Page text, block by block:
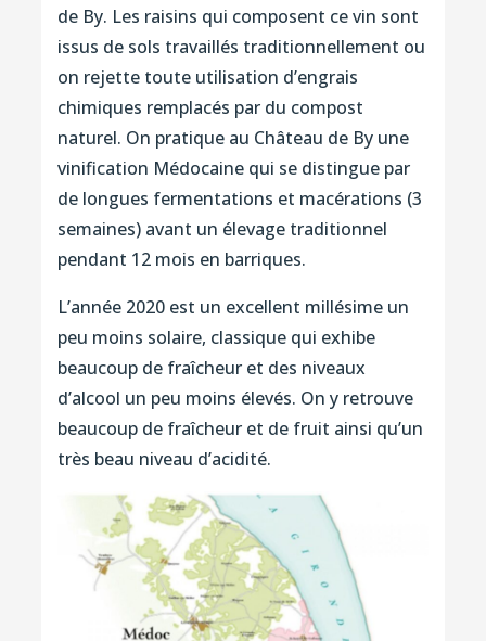
de By. Les raisins qui composent ce vin sont
issus de sols travaillés traditionnellement ou
on rejette toute utilisation d’engrais
chimiques remplacés par du compost
naturel. On pratique au Château de By une
vinification Médocaine qui se distingue par
de longues fermentations et macérations (3
semaines) avant un élevage traditionnel
pendant 12 mois en barriques.
L’année 2020 est un excellent millésime un
peu moins solaire, classique qui exhibe
beaucoup de fraîcheur et des niveaux
d’alcool un peu moins élevés. On y retrouve
beaucoup de fraîcheur et de fruit ainsi qu’un
très beau niveau d’acidité.